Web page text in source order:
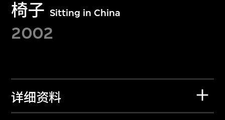
椅子 Sitting in China
2002
详细资料